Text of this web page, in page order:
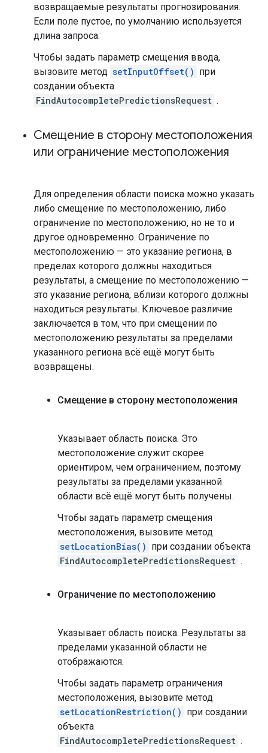
возвращаемые результаты прогнозирования.
Если поле пустое, по умолчанию используется
длина запроса.
Чтобы задать параметр смещения ввода,
вызовите метод setInputOffset() при
создании объекта
FindAutocompletePredictionsRequest .
Смещение в сторону местоположения
или ограничение местоположения
Для определения области поиска можно указать
либо смещение по местоположению, либо
ограничение по местоположению, но не то и
другое одновременно. Ограничение по
местоположению — это указание региона, в
пределах которого должны находиться
результаты, а смещение по местоположению —
это указание региона, вблизи которого должны
находиться результаты. Ключевое различие
заключается в том, что при смещении по
местоположению результаты за пределами
указанного региона всё ещё могут быть
возвращены.
Смещение в сторону местоположения
Указывает область поиска. Это
местоположение служит скорее
ориентиром, чем ограничением, поэтому
результаты за пределами указанной
области всё ещё могут быть получены.
Чтобы задать параметр смещения
местоположения, вызовите метод
setLocationBias() при создании объекта
FindAutocompletePredictionsRequest .
Ограничение по местоположению
Указывает область поиска. Результаты за
пределами указанной области не
отображаются.
Чтобы задать параметр ограничения
местоположения, вызовите метод
setLocationRestriction() при создании
объекта
FindAutocompletePredictionsRequest .